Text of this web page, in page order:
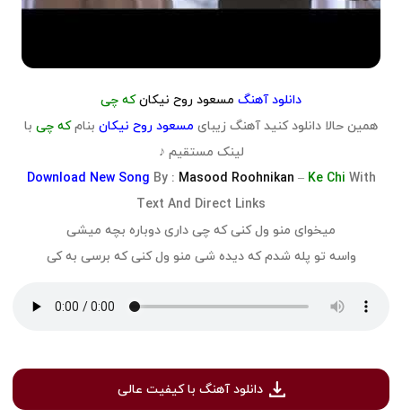
دانلود آهنگ مسعود روح نیکانکه چی
همین حالا دانلود کنید آهنگ زیبای مسعود روح نیکان بنامکه چی با
لینک مستقیم ♪
Download New Song By : Masood Roohnikan – Ke Chi With
Text And Direct Links
میخوای منو ول کنی که چی داری دوباره بچه میشی
واسه تو پله شدم که دیده شی منو ول کنی که برسی به کی
دانلود آهنگ با کیفیت عالی